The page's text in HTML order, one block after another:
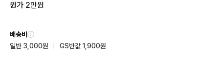
원가 2만원
배송비
일반 3,000원
GS반값 1,900원